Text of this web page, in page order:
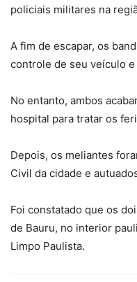
policiais militares na
A fim de escapar, os
controle de seu veículo
No entanto, ambos
hospital para tratar os
Depois, os meliantes
Civil da cidade e
Foi constatado que os
de Bauru, no interior
Limpo Paulista.